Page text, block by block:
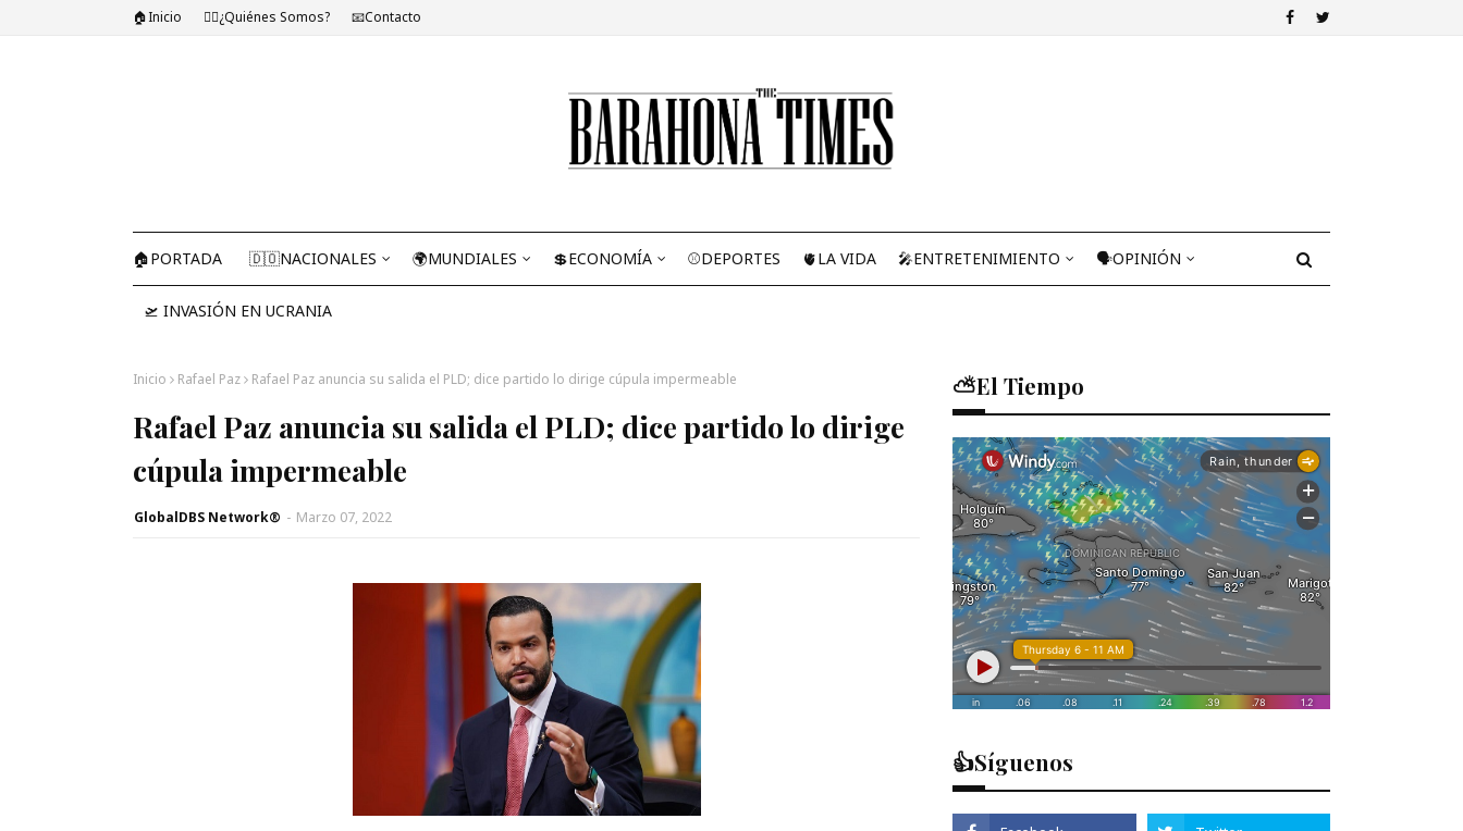
🏠Inicio 🤷‍♂️¿Quiénes Somos? 📧Contacto
🏠PORTADA 🇩🇴NACIONALES 🌍MUNDIALES 💲ECONOMÍA ⚾DEPORTES 🫀LA VIDA 🎤ENTRETENIMIENTO 🗣OPINIÓN
🛫 INVASIÓN EN UCRANIA
Inicio Rafael Paz Rafael Paz anuncia su salida el PLD; dice partido lo dirige cúpula impermeable
Rafael Paz anuncia su salida el PLD; dice partido lo dirige
cúpula impermeable
GlobalDBS Network® - Marzo 07, 2022
⛅El Tiempo
👍Síguenos